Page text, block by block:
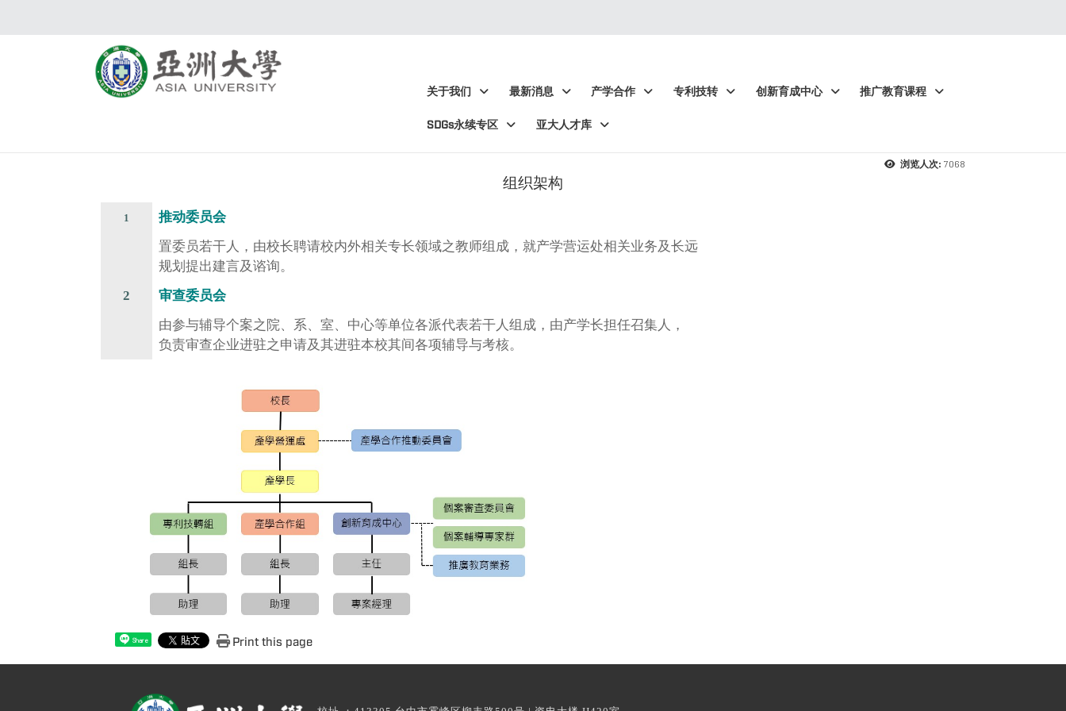
关于我们 最新消息 产学合作 专利技转 创新育成中心 推广教育课程
SDGs永续专区 亚大人才库
浏览人次: 7068
组织架构
1
推动委员会
置委员若干人，由校长聘请校内外相关专长领域之教师组成，就产学营运处相关业务及长远
规划提出建言及谘询。
2
审查委员会
由参与辅导个案之院、系、室、中心等单位各派代表若干人组成，由产学长担任召集人，
负责审查企业进驻之申请及其进驻本校其间各项辅导与考核。
Share Print this page